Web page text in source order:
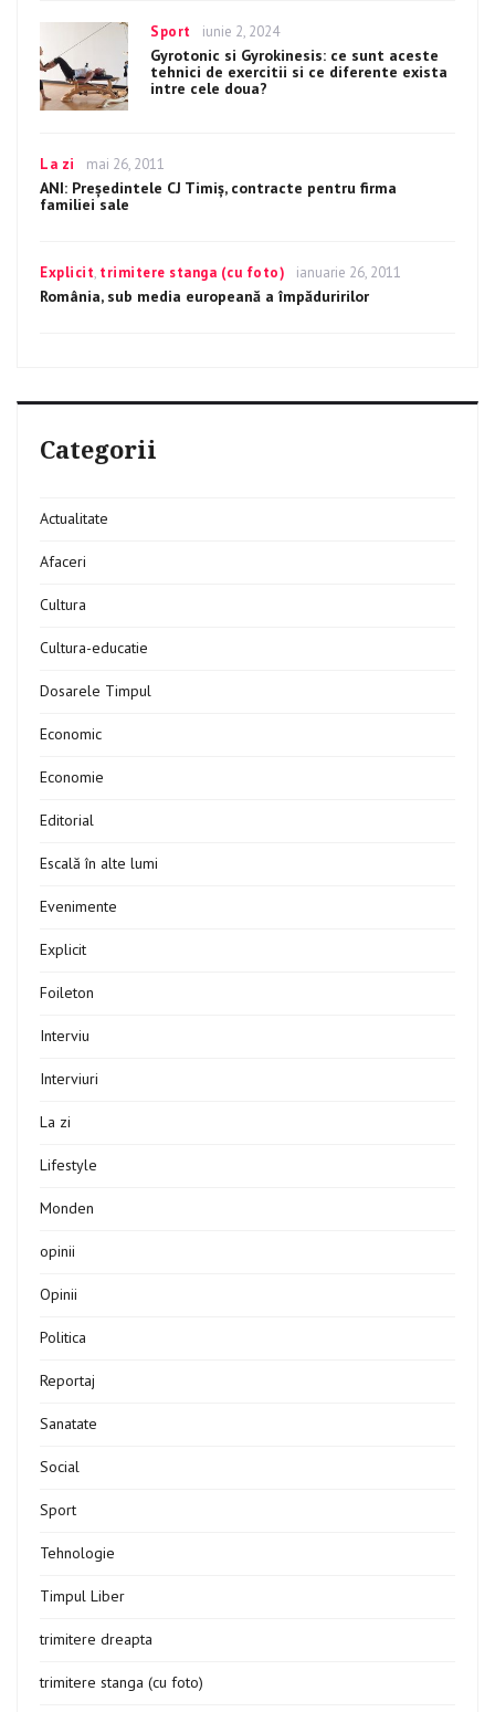
Categories
Sport
Posted
on
iunie 2, 2024
Gyrotonic si Gyrokinesis: ce sunt aceste
tehnici de exercitii si ce diferente exista
intre cele doua?
Categories
La zi
Posted
on
mai 26, 2011
ANI: Preşedintele CJ Timiş, contracte pentru firma
familiei sale
Categories
Explicit, trimitere stanga (cu foto)
Posted
on
ianuarie 26, 2011
România, sub media europeană a împăduririlor
Categorii
Actualitate
Afaceri
Cultura
Cultura-educatie
Dosarele Timpul
Economic
Economie
Editorial
Escală în alte lumi
Evenimente
Explicit
Foileton
Interviu
Interviuri
La zi
Lifestyle
Monden
opinii
Opinii
Politica
Reportaj
Sanatate
Social
Sport
Tehnologie
Timpul Liber
trimitere dreapta
trimitere stanga (cu foto)